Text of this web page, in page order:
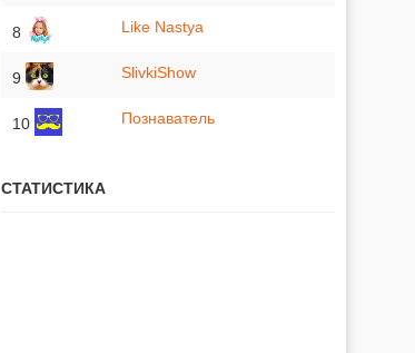
8 Like Nastya
9 SlivkiShow
10 Познаватель
СТАТИСТИКА